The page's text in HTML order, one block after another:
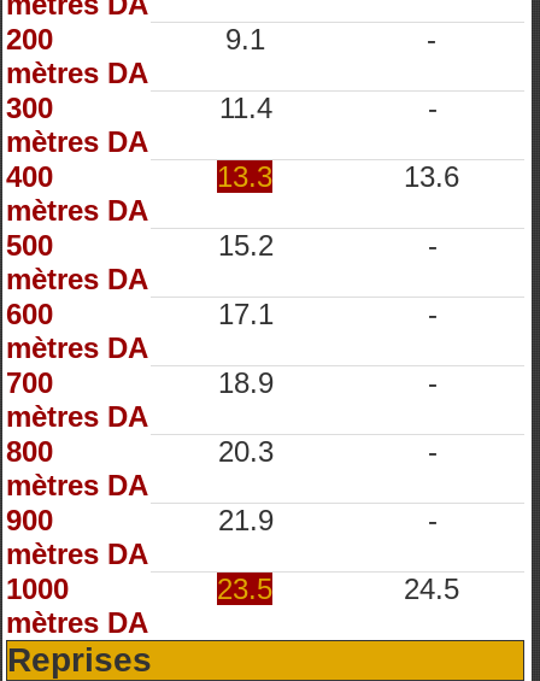
200
mètres DA
9.1 -
300
mètres DA
11.4 -
400
mètres DA
13.3 13.6
500
mètres DA
15.2 -
600
mètres DA
17.1 -
700
mètres DA
18.9 -
800
mètres DA
20.3 -
900
mètres DA
21.9 -
1000
mètres DA
23.5 24.5
Reprises